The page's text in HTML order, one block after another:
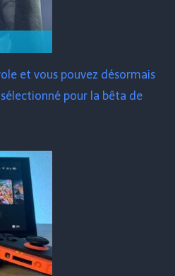
et vous pouvez désormais
pour la bêta de